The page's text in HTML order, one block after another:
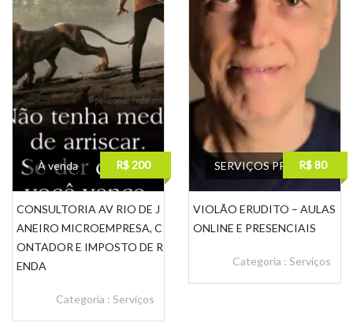
À venda R$ 200
CONSULTORIA AV RIO DE J
ANEIRO MICROEMPRESA, C
ONTADOR E IMPOSTO DE R
ENDA
Categoria : Serviços
SERVIÇOS PRO R$ 80
VIOLÃO ERUDITO – AULAS
ONLINE E PRESENCIAIS
Categoria : Serviços